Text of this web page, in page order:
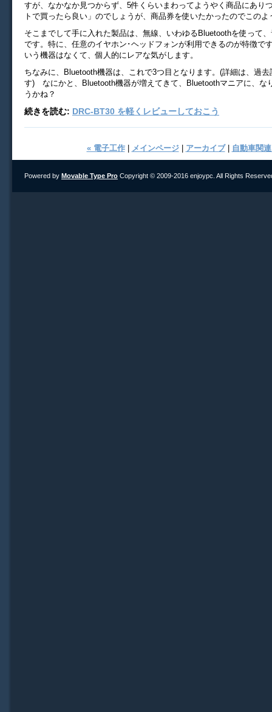
すが、なかなか見つからず、5件くらいまわってようやく商品にあり
トで買ったら良い」のでしょうが、商品券を使いたかったのでこのよ
そこまでして手に入れた製品は、無線、いわゆるBluetoothを使って
です。特に、任意のイヤホン･ヘッドフォンが利用できるのが特徴で
いう機器はなくて、個人的にレアな気がします。
ちなみに、Bluetooth機器は、これで3つ目となります。(詳細は、過
す) なにかと、Bluetooth機器が増えてきて、Bluetoothマニアに、な
うかね？
続きを読む: DRC-BT30 を軽くレビューしておこう
« 電子工作| メインページ| アーカイブ| 自動車関
Powered by Movable Type Pro Copyright © 2009-2016 enjoypc. All Rights